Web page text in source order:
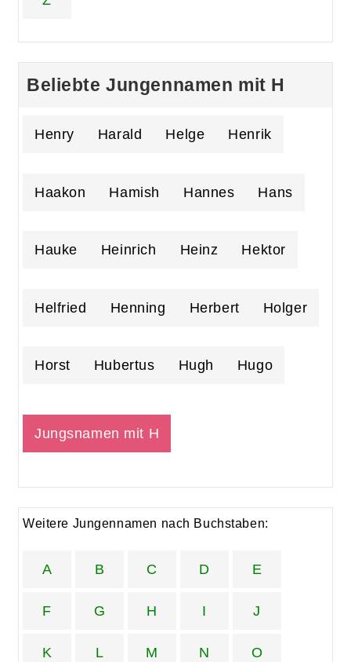
Beliebte Jungennamen mit H
Henry Harald Helge Henrik
Haakon Hamish Hannes Hans
Hauke Heinrich Heinz Hektor
Helfried Henning Herbert Holger
Horst Hubertus Hugh Hugo
Jungsnamen mit H
Weitere Jungennamen nach Buchstaben:
A B C D E
F G H I J
K L M N O